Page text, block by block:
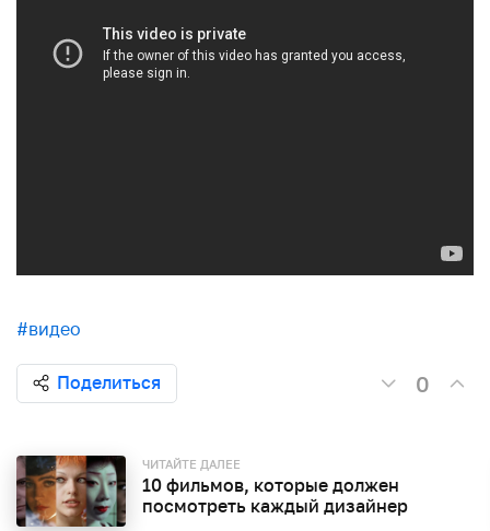
#видео
Поделиться 0
ЧИТАЙТЕ ДАЛЕЕ
10 фильмов, которые должен
посмотреть каждый дизайнер